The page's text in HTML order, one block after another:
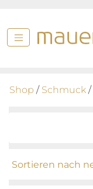
Shop / Schmuck /